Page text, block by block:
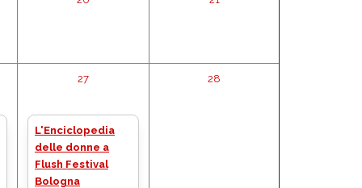
27
L'Enciclopedia
delle donne a
Flush Festival
Bologna
28